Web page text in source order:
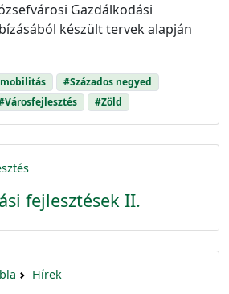
Gazdálkodási
készült tervek alapján
#Százados negyed
#Zöld
fejlesztések II.
Hírek